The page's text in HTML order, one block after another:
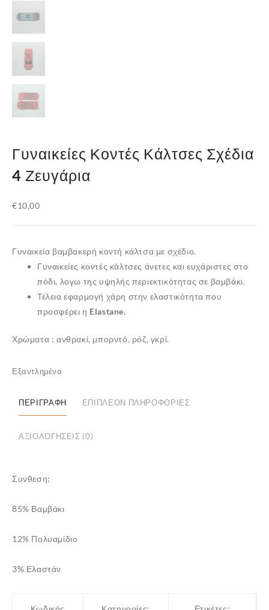
Γυναικείες Κοντές Κάλτσες Σχέδια
4 Ζευγάρια
€10,00
Γυναικεία βαμβακερή κοντή κάλτσα με σχέδιο.
Γυναικείες κοντές κάλτσες άνετες και ευχάριστες στο
πόδι, λογω της υψηλής περιεκτικότητας σε βαμβάκι.
Τέλεια εφαρμογή χάρη στην ελαστικότητα που
προσφέρει η Elastane.
Χρώματα : ανθρακί, μπορντό, ρόζ, γκρί.
Εξαντλημένο
ΠΕΡΙΓΡΑΦΉ ΕΠΙΠΛΈΟΝ ΠΛΗΡΟΦΟΡΊΕΣ
ΑΞΙΟΛΟΓΉΣΕΙΣ (0)
Συνθεση:
85% Βαμβάκι
12% Πολυαμίδιο
3% Ελαστάν